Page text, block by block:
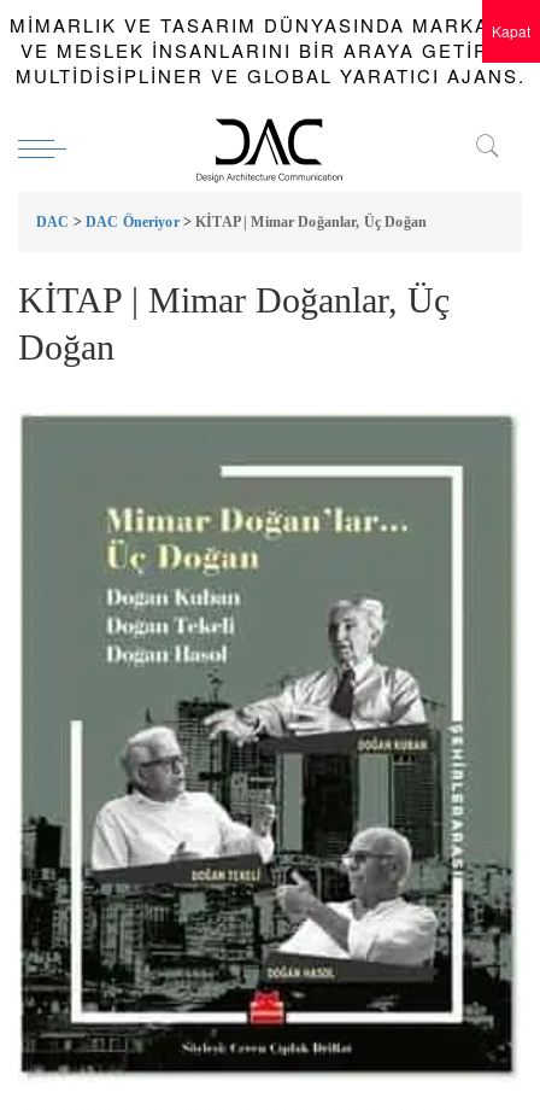
MIMARLIK VE TASARIM DÜNYASINDA MARKALAR
VE MESLEK INSANLARINI BIR ARAYA GETIREN
MULTIDISIPLINER VE GLOBAL YARATICI AJANS.
DAC > DAC Öneriyor>KİTAP | Mimar Doğanlar, Üç Doğan
KİTAP | Mimar Doğanlar, Üç
Doğan
Kapat